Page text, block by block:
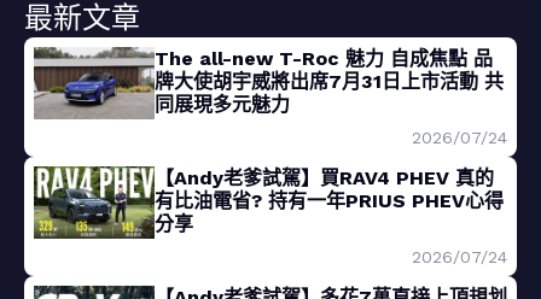
最新文章
The all-new T-Roc 魅力 自成焦點 品
牌大使胡宇威將出席7月31日上市活動 共
同展現多元魅力
2026/07/24
【Andy老爹試駕】買RAV4 PHEV 真的
有比油電省? 持有一年PRIUS PHEV心得
分享
2026/07/24